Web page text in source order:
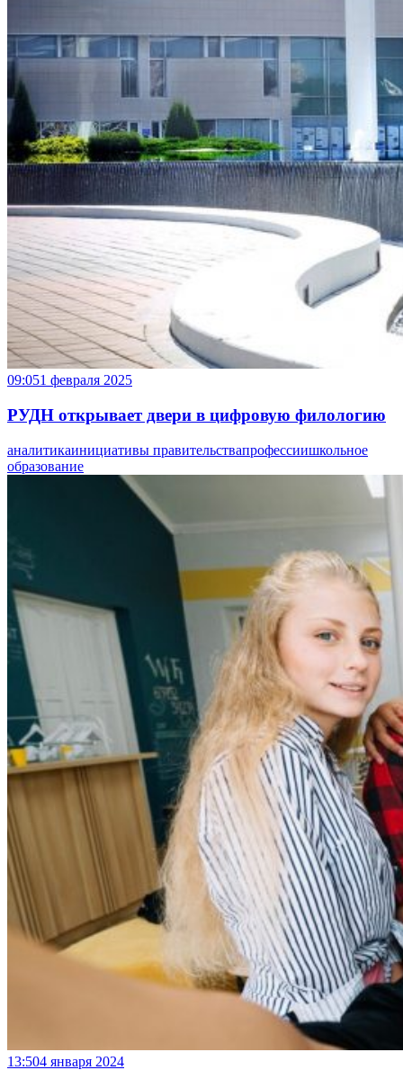
09:051 февраля 2025
РУДН открывает двери в цифровую филологию
аналитикаинициативы правительствапрофессиишкольное
образование
13:504 января 2024